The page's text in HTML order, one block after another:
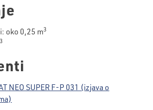
oko 0,25 m3
3
NEO SUPER F-P 031 (izjava o